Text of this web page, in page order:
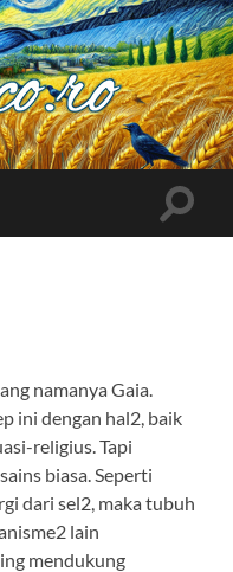
Toggle
namanya Gaia.
ini dengan hal2, baik
religius. Tapi
biasa. Seperti
dari sel2, maka tubuh
lain
mendukung